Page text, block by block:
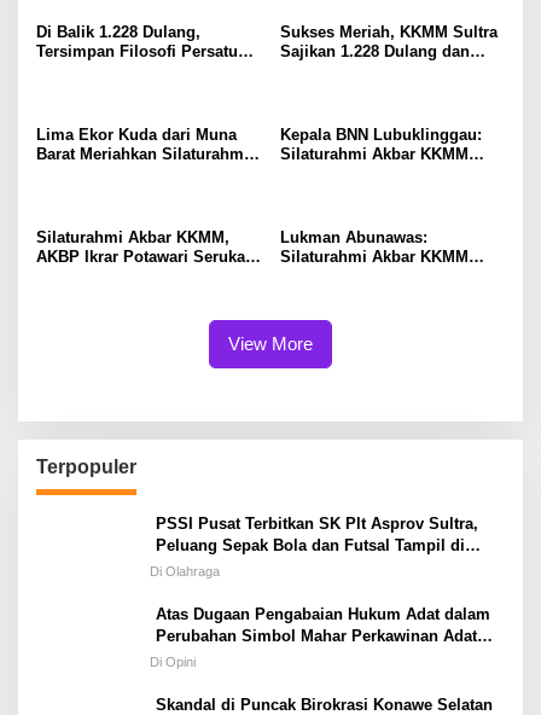
Di Balik 1.228 Dulang,
Tersimpan Filosofi Persatuan
Sukses Meriah, KKMM Sultra
Sajikan 1.228 Dulang dan
Lima Ekor Kuda dari Muna
Barat Meriahkan Silaturahmi
Kepala BNN Lubuklinggau:
Silaturahmi Akbar KKMM
Silaturahmi Akbar KKMM,
AKBP Ikrar Potawari Serukan
Lukman Abunawas:
Silaturahmi Akbar KKMM
View More
Terpopuler
PSSI Pusat Terbitkan SK Plt Asprov Sultra,
Peluang Sepak Bola dan Futsal Tampil di
Porprov Tetap Terbuka
Di Olahraga
Atas Dugaan Pengabaian Hukum Adat dalam
Perubahan Simbol Mahar Perkawinan Adat
Masyarakat Pulau Wawonii
Di Opini
Skandal di Puncak Birokrasi Konawe Selatan